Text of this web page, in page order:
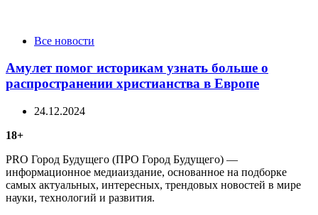
CategoriesВсе новости
Амулет помог историкам узнать больше о
распространении христианства в Европе
24.12.2024
18+
PRO Город Будущего (ПРО Город Будущего) —
информационное медиаиздание, основанное на подборке
самых актуальных, интересных, трендовых новостей в мире
науки, технологий и развития.